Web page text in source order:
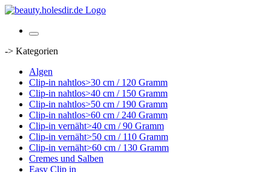
-> Kategorien
Algen
Clip-in nahtlos>30 cm / 120 Gramm
Clip-in nahtlos>40 cm / 150 Gramm
Clip-in nahtlos>50 cm / 190 Gramm
Clip-in nahtlos>60 cm / 240 Gramm
Clip-in vernäht>40 cm / 90 Gramm
Clip-in vernäht>50 cm / 110 Gramm
Clip-in vernäht>60 cm / 130 Gramm
Cremes und Salben
Easy Clip in